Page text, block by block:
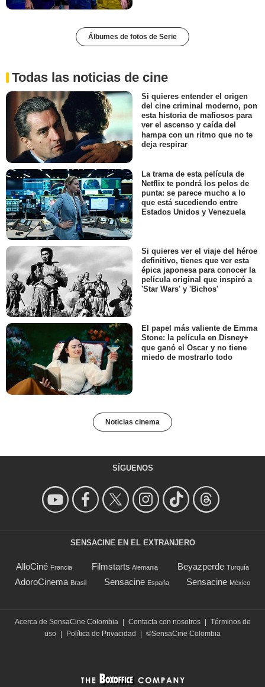
Álbumes de fotos de Serie
Todas las noticias de cine
Si quieres entender el origen
del cine criminal moderno, pon
esta historia de mafiosos para
ver el ascenso y caída del
hampa con un ritmo que no te
deja respirar
La trama de esta película de
Netflix te pondrá los pelos de
punta: se parece mucho a lo
que está sucediendo entre
Estados Unidos y Venezuela
Si quieres ver el viaje del héroe
definitivo, tienes que ver esta
épica japonesa para conocer la
película original que inspiró a
'Star Wars' y 'Bichos'
El papel más valiente de Emma
Stone: la película en Disney+
que ganó el Oscar y no tiene
miedo de mostrarlo todo
Noticias cinema
SÍGUENOS
SENSACINE EN EL EXTRANJERO
AlloCiné Francia Filmstarts Alemania Beyazperde Turquía
AdoroCinema Brasil Sensacine España Sensacine México
Acerca de SensaCine Colombia | Contacta con nosotros | Términos de
uso | Política de Privacidad | ©SensaCine Colombia